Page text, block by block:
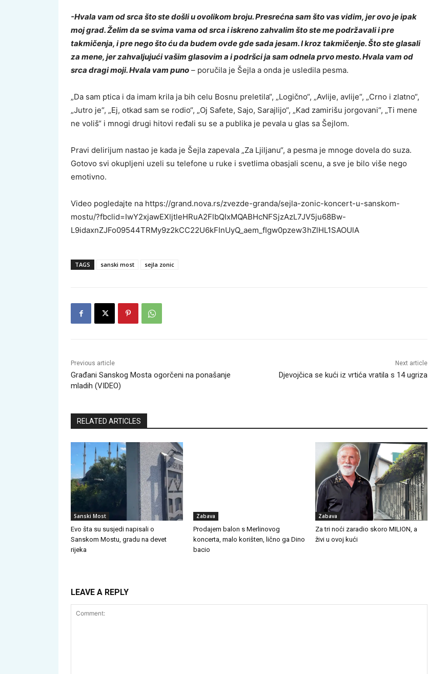
-Hvala vam od srca što ste došli u ovolikom broju. Presrećna sam što vas vidim, jer ovo je ipak
moj grad. Želim da se svima vama od srca i iskreno zahvalim što ste me podržavali i pre
takmičenja, i pre nego što ću da budem ovde gde sada jesam. I kroz takmičenje. Što ste glasali
za mene, jer zahvaljujući vašim glasovim a i podršci ja sam odnela prvo mesto. Hvala vam od
srca dragi moji. Hvala vam puno – poručila je Šejla a onda je usledila pesma.
„Da sam ptica i da imam krila ja bih celu Bosnu preletila“, „Logično“, „Avlije, avlije“, „Crno i zlatno“,
„Jutro je“, „Ej, otkad sam se rodio“, „Oj Safete, Sajo, Sarajlijo“, „Kad zamirišu jorgovani“, „Ti mene
ne voliš“ i mnogi drugi hitovi ređali su se a publika je pevala u glas sa Šejlom.
Pravi delirijum nastao je kada je Šejla zapevala „Za Ljiljanu“, a pesma je mnoge dovela do suza.
Gotovo svi okupljeni uzeli su telefone u ruke i svetlima obasjali scenu, a sve je bilo više nego
emotivno.
Video pogledajte na https://grand.nova.rs/zvezde-granda/sejla-zonic-koncert-u-sanskom-
mostu/?fbclid=IwY2xjawEXljtleHRuA2FlbQIxMQABHcNFSjzAzL7JV5ju68Bw-
L9idaxnZJFo09544TRMy9z2kCC22U6kFInUyQ_aem_fIgw0pzew3hZlHL1SAOUlA
TAGS sanski most sejla zonic
Previous article
Građani Sanskog Mosta ogorčeni na ponašanje
mladih (VIDEO)
Next article
Djevojčica se kući iz vrtića vratila s 14 ugriza
RELATED ARTICLES
Sanski Most
Evo šta su susjedi napisali o
Sanskom Mostu, gradu na devet
rijeka
Zabava
Prodajem balon s Merlinovog
koncerta, malo korišten, lično ga Dino
bacio
Zabava
Za tri noći zaradio skoro MILION, a
živi u ovoj kući
LEAVE A REPLY